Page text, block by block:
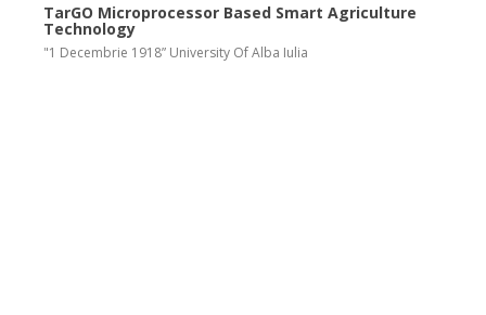
TarGO Microprocessor Based Smart Agriculture
Technology
"1 Decembrie 1918” University Of Alba Iulia